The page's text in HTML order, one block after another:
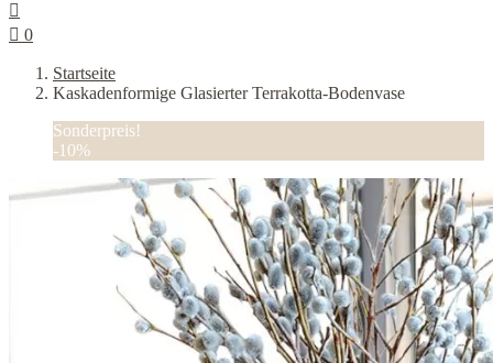

 0
Startseite
Kaskadenformige Glasierter Terrakotta-Bodenvase
Sonderpreis!
-10%